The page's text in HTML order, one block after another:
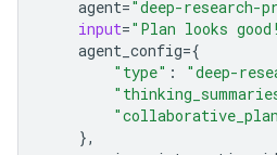
agent="deep-research-
input="Plan looks
agent_config={
"type" : "deep-
},